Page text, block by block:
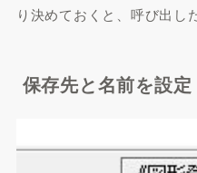
り決めておくと、呼び出し
保存先と名前を設定